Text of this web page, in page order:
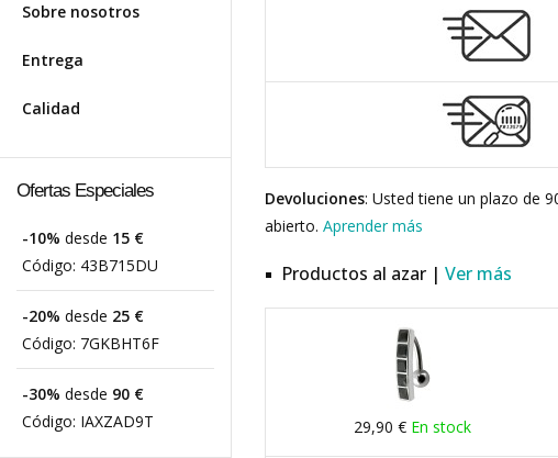
Sobre nosotros
Entrega
Calidad
Ofertas Especiales
-10% desde 15 €
Código: 43B715DU
-20% desde 25 €
Código: 7GKBHT6F
-30% desde 90 €
Código: IAXZAD9T
Devoluciones: Usted tiene un plazo de
abierto. Aprender más
Productos al azar | Ver más
29,90 € En stock